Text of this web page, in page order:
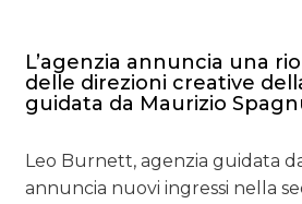
CASE HISTORY
L’agenzia annuncia una
delle direzioni creative
guidata da Maurizio
Leo Burnett, agenzia guidata
annuncia nuovi ingressi nella